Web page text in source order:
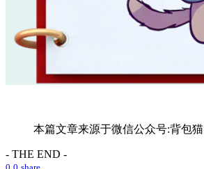
本篇文章来源于微信公众号:背包猫
- THE END -